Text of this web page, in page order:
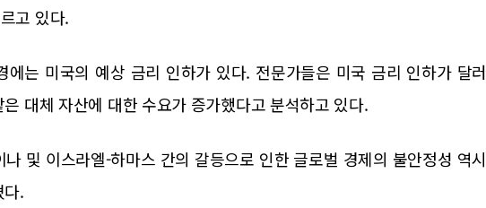
고 있다.
에는 미국의 예상 금리 인하가 있다. 전문가들은 미국 금리 인하가 달러
대체 자산에 대한 수요가 증가했다고 분석하고 있다.
및 이스라엘-하마스 간의 갈등으로 인한 글로벌 경제의 불안정성 역시
다.